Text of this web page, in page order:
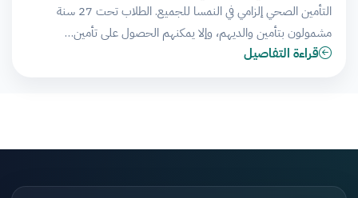
التأمين الصحي إلزامي في النمسا للجميع. الطلاب تحت 27 سنة
مشمولون بتأمين والديهم، وإلا يمكنهم الحصول على تأمين…
قراءة التفاصيل